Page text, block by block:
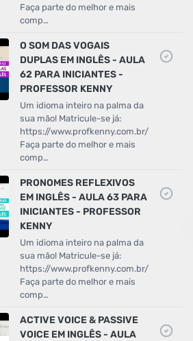
Faça parte do melhor e mais
comp…
O SOM DAS VOGAIS
DUPLAS EM INGLÊS - AULA
62 PARA INICIANTES -
PROFESSOR KENNY
Um idioma inteiro na palma da
sua mão! Matricule-se já:
https://www.profkenny.com.br/
Faça parte do melhor e mais
comp…
PRONOMES REFLEXIVOS
EM INGLÊS - AULA 63 PARA
INICIANTES - PROFESSOR
KENNY
Um idioma inteiro na palma da
sua mão! Matricule-se já:
https://www.profkenny.com.br/
Faça parte do melhor e mais
comp…
ACTIVE VOICE & PASSIVE
VOICE EM INGLÊS - AULA